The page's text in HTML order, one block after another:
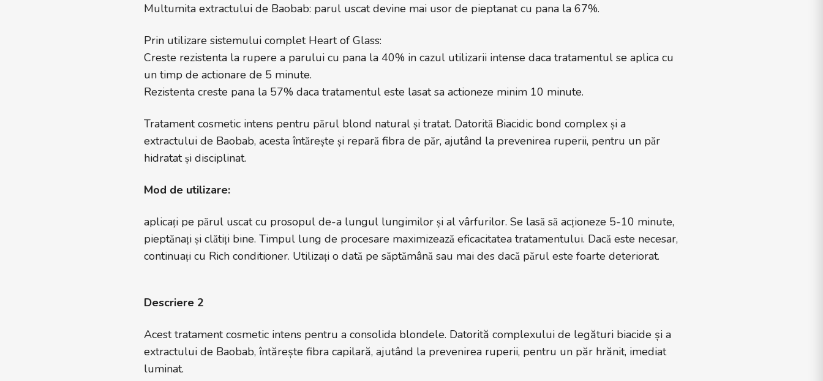
Multumita extractului de Baobab: parul uscat devine mai usor de pieptanat cu pana la 67%.
Prin utilizare sistemului complet Heart of Glass:
Creste rezistenta la rupere a parului cu pana la 40% in cazul utilizarii intense daca tratamentul se aplica cu
un timp de actionare de 5 minute.
Rezistenta creste pana la 57% daca tratamentul este lasat sa actioneze minim 10 minute.
Tratament cosmetic intens pentru părul blond natural și tratat. Datorită Biacidic bond complex și a
extractului de Baobab, acesta întărește și repară fibra de păr, ajutând la prevenirea ruperii, pentru un păr
hidratat și disciplinat.
Mod de utilizare:
aplicați pe părul uscat cu prosopul de-a lungul lungimilor și al vârfurilor. Se lasă să acționeze 5-10 minute,
pieptănați și clătiți bine. Timpul lung de procesare maximizează eficacitatea tratamentului. Dacă este necesar,
continuați cu Rich conditioner. Utilizați o dată pe săptămână sau mai des dacă părul este foarte deteriorat.
Descriere 2
Acest tratament cosmetic intens pentru a consolida blondele. Datorită complexului de legături biacide și a
extractului de Baobab, întărește fibra capilară, ajutând la prevenirea ruperii, pentru un păr hrănit, imediat
luminat.